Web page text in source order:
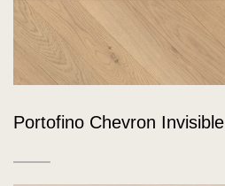
Portofino Chevron Invisible